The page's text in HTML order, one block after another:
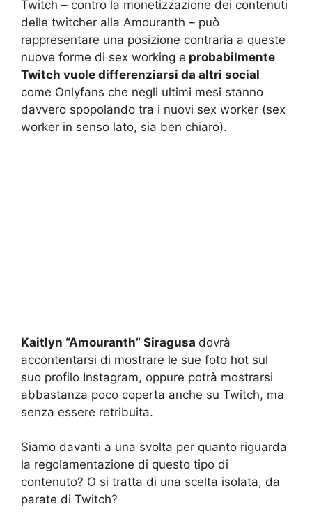
Twitch – contro la monetizzazione dei contenuti
delle twitcher alla Amouranth – può
rappresentare una posizione contraria a queste
nuove forme di sex working e probabilmente
Twitch vuole differenziarsi da altri social
come Onlyfans che negli ultimi mesi stanno
davvero spopolando tra i nuovi sex worker (sex
worker in senso lato, sia ben chiaro).
Kaitlyn “Amouranth” Siragusa dovrà
accontentarsi di mostrare le sue foto hot sul
suo profilo Instagram, oppure potrà mostrarsi
abbastanza poco coperta anche su Twitch, ma
senza essere retribuita.
Siamo davanti a una svolta per quanto riguarda
la regolamentazione di questo tipo di
contenuto? O si tratta di una scelta isolata, da
parate di Twitch?